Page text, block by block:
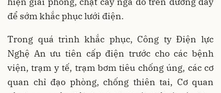
để sớm khắc phục lưới điện.
Trong quá trình khắc phục, Công ty Điện lực
Nghệ An ưu tiên cấp điện trước cho các bệnh
viện, trạm y tế, trạm bơm tiêu chống úng, các cơ
quan chỉ đạo phòng, chống thiên tai, Cơ quan